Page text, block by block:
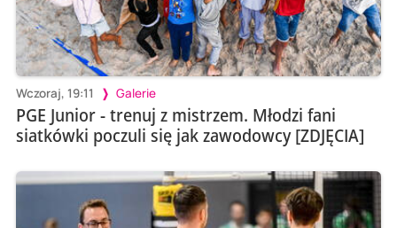
Wczoraj, 19:11 Galerie
PGE Junior - trenuj z mistrzem. Młodzi fani
siatkówki poczuli się jak zawodowcy [ZDJĘCIA]